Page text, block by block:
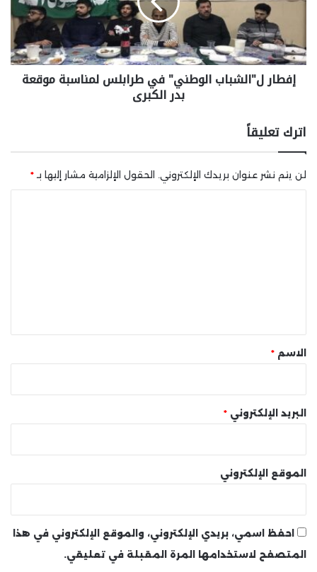
إفطار ل"الشباب الوطني" في طرابلس لمناسبة موقعة
بدر الكبرى
اترك تعليقاً
لن يتم نشر عنوان بريدك الإلكتروني. الحقول الإلزامية مشار إليها بـ *
* الاسم *
البريد الإلكتروني *
الموقع الإلكتروني
احفظ اسمي، بريدي الإلكتروني، والموقع الإلكتروني في هذا
المتصفح لاستخدامها المرة المقبلة في تعليقي.